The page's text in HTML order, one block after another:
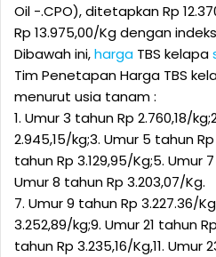
Oil -.CPO), ditetapkan Rp
Rp 13.975,00/Kg dengan indeks
Dibawah ini,harga TBS kelapa
Tim Penetapan Harga TBS
menurut usia tanam :
1. Umur 3 tahun Rp 2.760,18/
2.945,15/kg;3. Umur 5 tahun
tahun Rp 3.129,95/Kg;5. Umur
Umur 8 tahun Rp 3.203,07/Kg.
7. Umur 9 tahun Rp 3.227.36/
3.252,89/kg;9. Umur 21 tahun
tahun Rp 3.235,16/Kg,11. Umur